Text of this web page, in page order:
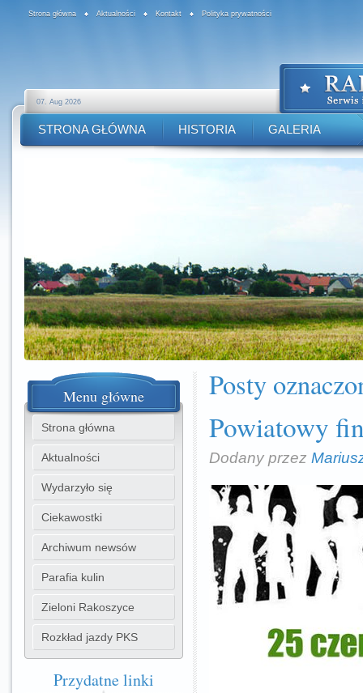
Strona główna Aktualności Kontakt Polityka prywatności
07. Aug 2026
STRONA GŁÓWNA HISTORIA GALERIA
Posty
Powiatowy
Dodany przez
Menu główne
Strona główna
Aktualności
Wydarzyło się
Ciekawostki
Archiwum newsów
Parafia kulin
Zieloni Rakoszyce
Rozkład jazdy PKS
Przydatnelinki